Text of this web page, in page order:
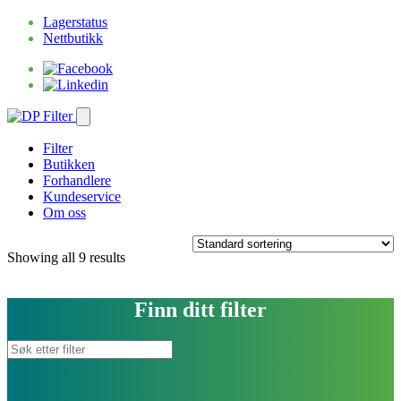
Lagerstatus
Nettbutikk
Filter
Butikken
Forhandlere
Kundeservice
Om oss
Showing all 9 results
Finn ditt filter